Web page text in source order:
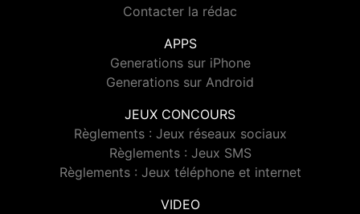
Contacter la rédac
APPS
Generations sur iPhone
Generations sur Android
JEUX CONCOURS
Règlements : Jeux réseaux sociaux
Règlements : Jeux SMS
Règlements : Jeux téléphone et internet
VIDEO